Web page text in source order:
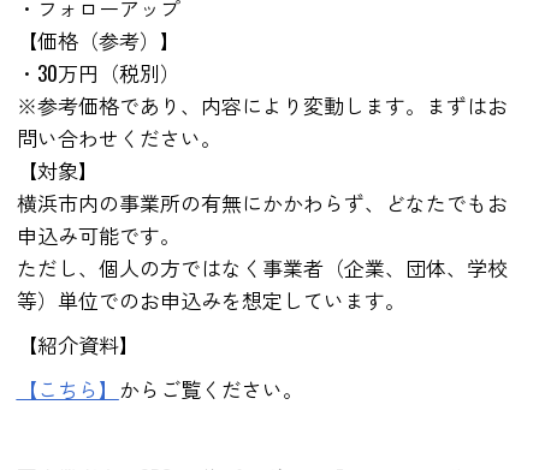
・フォローアップ
【価格（参考）】
・30万円（税別）
※参考価格であり、内容により変動します。まずはお
問い合わせください。
【対象】
横浜市内の事業所の有無にかかわらず、どなたでもお
申込み可能です。
ただし、個人の方ではなく事業者（企業、団体、学校
等）単位でのお申込みを想定しています。
【紹介資料】
【こちら】 からご覧ください。